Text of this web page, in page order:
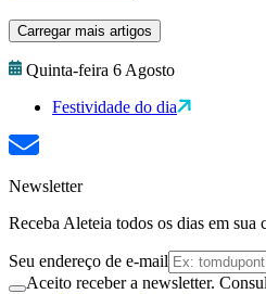
Carregar mais artigos
Quinta-feira 6 Agosto
Festividade do dia
Newsletter
Receba Aleteia todos os dias em sua
Seu endereço de e-mail
Aceito receber a newsletter.